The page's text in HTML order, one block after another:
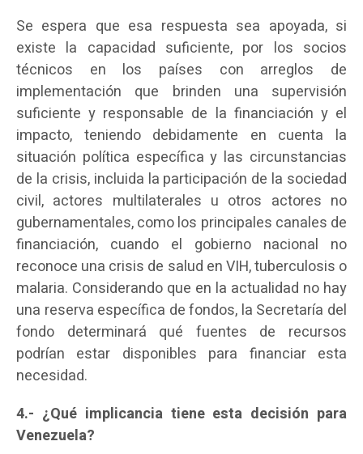
Se espera que esa respuesta sea apoyada, si
existe la capacidad suficiente, por los socios
técnicos en los países con arreglos de
implementación que brinden una supervisión
suficiente y responsable de la financiación y el
impacto, teniendo debidamente en cuenta la
situación política específica y las circunstancias
de la crisis, incluida la participación de la sociedad
civil, actores multilaterales u otros actores no
gubernamentales, como los principales canales de
financiación, cuando el gobierno nacional no
reconoce una crisis de salud en VIH, tuberculosis o
malaria. Considerando que en la actualidad no hay
una reserva específica de fondos, la Secretaría del
fondo determinará qué fuentes de recursos
podrían estar disponibles para financiar esta
necesidad.
4.- ¿Qué implicancia tiene esta decisión para
Venezuela?